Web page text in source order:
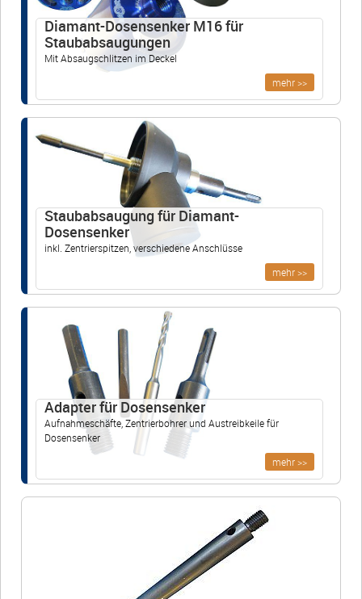
info@werkzeugschleiferei-
schmiede.de
+49 (0)3338 3380755
+49 (0)30 91425042
Öffnungszeiten
Mo-Fr 07:00-16:00
Warenkorb E-Mail Anrufen
Anfahrt vCard QR-Code
Ebay
Datenschutz Cookie Einstellungen Kontakt • AGB
Widerruf
Verwaltet mit HomepageEasy
Diamant-Dosensenker M16 für
Staubabsaugungen
Mit Absaugschlitzen im Deckel
mehr >>
Staubabsaugung für Diamant-
Dosensenker
inkl. Zentrierspitzen, verschiedene Anschlüsse
mehr >>
Adapter für Dosensenker
Aufnahmeschäfte, Zentrierbohrer und Austreibkeile für
Dosensenker
mehr >>